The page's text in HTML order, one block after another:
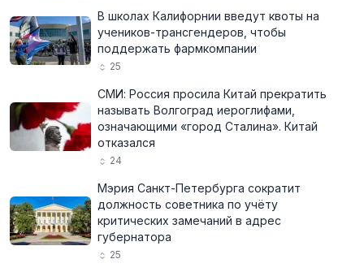
В школах Калифорнии введут квоты на
учеников-трансгендеров, чтобы
поддержать фармкомпании
25
СМИ: Россия просила Китай прекратить
называть Волгоград иероглифами,
означающими «город Сталина». Китай
отказался
24
Мэрия Санкт-Петербурга сократит
должность советника по учёту
критических замечаний в адрес
губернатора
25